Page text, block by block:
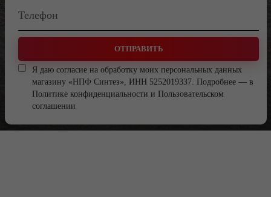
ОТПРАВИТЬ
Я даю согласие на обработку моих персональных данных
магазину «НПФ Синтез», ИНН 5252019337. Подробнее — в
Политике конфиденциальности и Пользовательском
соглашении